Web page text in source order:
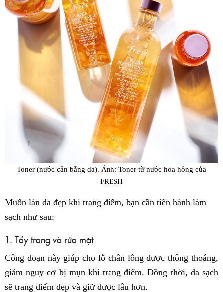
Toner (nước cân bằng da). Ảnh: Toner từ nước hoa hồng của
FRESH
Muốn làn da đẹp khi trang điểm, bạn cần tiến hành làm
sạch như sau:
1. Tẩy trang và rửa mặt
Công đoạn này giúp cho lỗ chân lông được thông thoáng,
giảm nguy cơ bị mụn khi trang điểm. Đồng thời, da sạch
sẽ trang điểm đẹp và giữ được lâu hơn.